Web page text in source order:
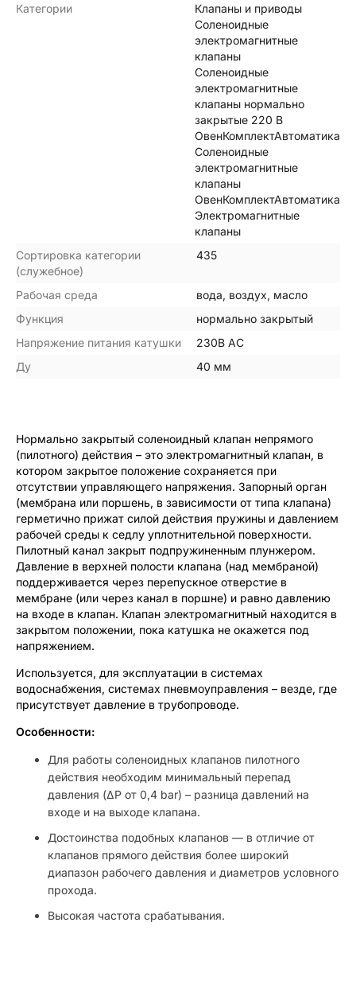
Категории
Клапаны и приводы
Соленоидные
электромагнитные
клапаны
Соленоидные
электромагнитные
клапаны нормально
закрытые 220 В
ОвенКомплектАвтоматика
Соленоидные
электромагнитные
клапаны
ОвенКомплектАвтоматика
Электромагнитные
клапаны
Сортировка категории
(служебное)
435
Рабочая среда
вода, воздух, масло
Функция
нормально закрытый
Напряжение питания катушки
230В АС
Ду
40 мм
Нормально закрытый соленоидный клапан непрямого
(пилотного) действия – это электромагнитный клапан, в
котором закрытое положение сохраняется при
отсутствии управляющего напряжения. Запорный орган
(мембрана или поршень, в зависимости от типа клапана)
герметично прижат силой действия пружины и давлением
рабочей среды к седлу уплотнительной поверхности.
Пилотный канал закрыт подпружиненным плунжером.
Давление в верхней полости клапана (над мембраной)
поддерживается через перепускное отверстие в
мембране (или через канал в поршне) и равно давлению
на входе в клапан. Клапан электромагнитный находится в
закрытом положении, пока катушка не окажется под
напряжением.
Используется, для эксплуатации в системах
водоснабжения, системах пневмоуправления – везде, где
присутствует давление в трубопроводе.
Особенности:
Для работы соленоидных клапанов пилотного
действия необходим минимальный перепад
давления (ΔP от 0,4 bar) – разница давлений на
входе и на выходе клапана.
Достоинства подобных клапанов — в отличие от
клапанов прямого действия более широкий
диапазон рабочего давления и диаметров условного
прохода.
Высокая частота срабатывания.